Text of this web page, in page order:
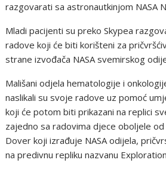
razgovarati sa astronautkinjom NASA
Mladi pacijenti su preko Skypea
radove koji će biti korišteni za
strane izvođača NASA svemirskog
Mališani odjela hematologije i
naslikali su svoje radove uz pomoć
koji će potom biti prikazani na replici
zajedno sa radovima djece oboljele
Dover koji izrađuje NASA odijela,
na predivnu repliku nazvanu